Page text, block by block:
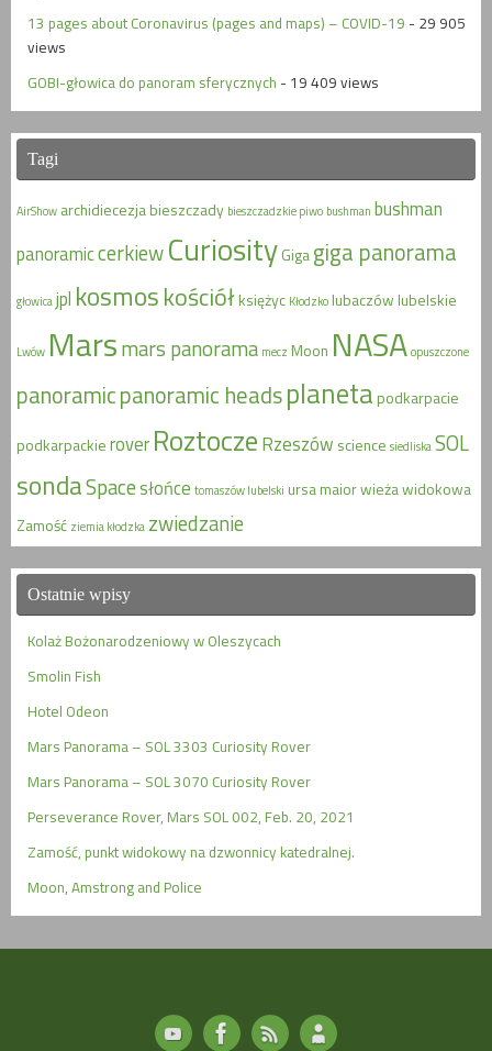
13 pages about Coronavirus (pages and maps) – COVID-19 - 29 905
views
GOBI-głowica do panoram sferycznych - 19 409 views
Tagi
AirShow archidiecezjabieszczady bieszczadzkie piwo bushman bushman
panoramiccerkiewCuriosityGigagiga panorama
głowicajpl kosmoskościółksiężyc Kłodzkolubaczówlubelskie
Lwów Marsmars panorama mecz Moon NASAopuszczone
panoramicpanoramic headsplanetapodkarpacie
podkarpackierover Roztocze Rzeszów science siedliskaSOL
sondaSpacesłońce tomaszów lubelski ursa maiorwieża widokowa
Zamość ziemia kłodzka zwiedzanie
Ostatnie wpisy
Kolaż Bożonarodzeniowy w Oleszycach
Smolin Fish
Hotel Odeon
Mars Panorama – SOL 3303 Curiosity Rover
Mars Panorama – SOL 3070 Curiosity Rover
Perseverance Rover, Mars SOL 002, Feb. 20, 2021
Zamość, punkt widokowy na dzwonnicy katedralnej.
Moon, Amstrong and Police